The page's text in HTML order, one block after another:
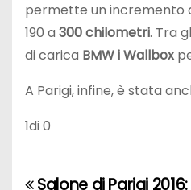
permette un incremento
190 a 300 chilometri. Tra
di carica BMW i Wallbox
A Parigi, infine, è stata
1di 0
Salone di Parigi